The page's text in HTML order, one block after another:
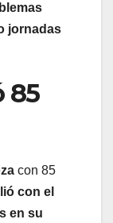
jornadas
85
con 85
con el
en su